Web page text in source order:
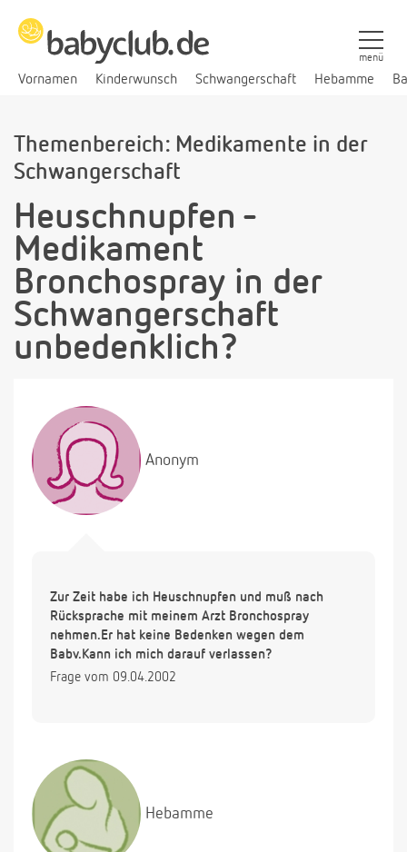
Vornamen Kinderwunsch Schwangerschaft Hebamme
menü
Themenbereich: Medikamente in der
Schwangerschaft
Heuschnupfen -
Medikament
Bronchospray in der
Schwangerschaft
unbedenklich?
Anonym
Zur Zeit habe ich Heuschnupfen und muß nach
Rücksprache mit meinem Arzt Bronchospray
nehmen.Er hat keine Bedenken wegen dem
Baby.Kann ich mich darauf verlassen?
Frage vom 09.04.2002
Hebamme